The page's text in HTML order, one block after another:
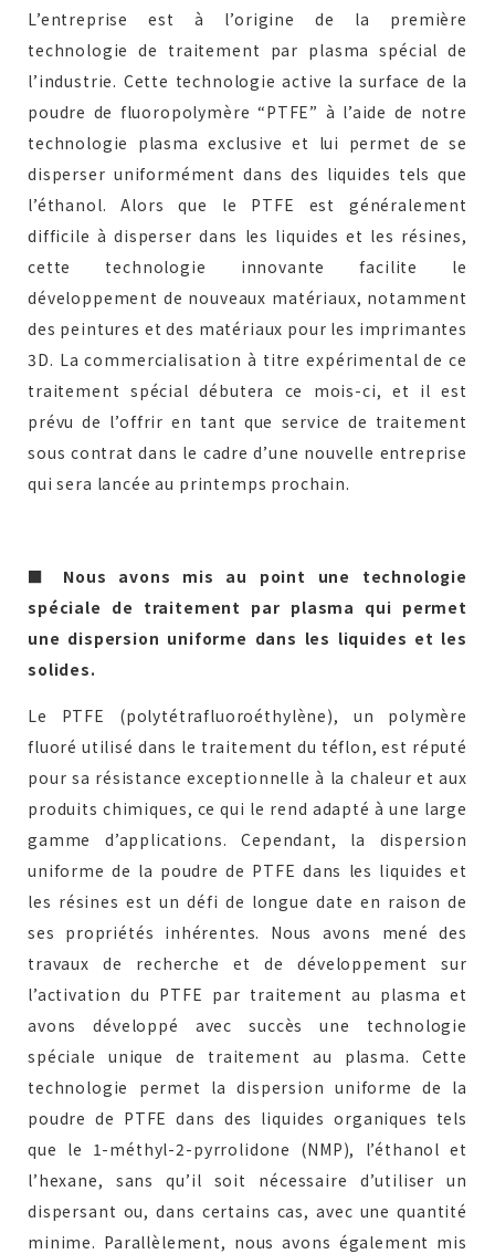
L’entreprise est à l’origine de la première
technologie de traitement par plasma spécial de
l’industrie. Cette technologie active la surface de la
poudre de fluoropolymère “PTFE” à l’aide de notre
technologie plasma exclusive et lui permet de se
disperser uniformément dans des liquides tels que
l’éthanol. Alors que le PTFE est généralement
difficile à disperser dans les liquides et les résines,
cette technologie innovante facilite le
développement de nouveaux matériaux, notamment
des peintures et des matériaux pour les imprimantes
3D. La commercialisation à titre expérimental de ce
traitement spécial débutera ce mois-ci, et il est
prévu de l’offrir en tant que service de traitement
sous contrat dans le cadre d’une nouvelle entreprise
qui sera lancée au printemps prochain.
■ Nous avons mis au point une technologie
spéciale de traitement par plasma qui permet
une dispersion uniforme dans les liquides et les
solides.
Le PTFE (polytétrafluoroéthylène), un polymère
fluoré utilisé dans le traitement du téflon, est réputé
pour sa résistance exceptionnelle à la chaleur et aux
produits chimiques, ce qui le rend adapté à une large
gamme d’applications. Cependant, la dispersion
uniforme de la poudre de PTFE dans les liquides et
les résines est un défi de longue date en raison de
ses propriétés inhérentes. Nous avons mené des
travaux de recherche et de développement sur
l’activation du PTFE par traitement au plasma et
avons développé avec succès une technologie
spéciale unique de traitement au plasma. Cette
technologie permet la dispersion uniforme de la
poudre de PTFE dans des liquides organiques tels
que le 1-méthyl-2-pyrrolidone (NMP), l’éthanol et
l’hexane, sans qu’il soit nécessaire d’utiliser un
dispersant ou, dans certains cas, avec une quantité
minime. Parallèlement, nous avons également mis